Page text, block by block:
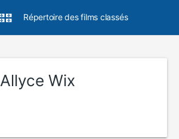
Répertoire des films classés
Allyce Wix